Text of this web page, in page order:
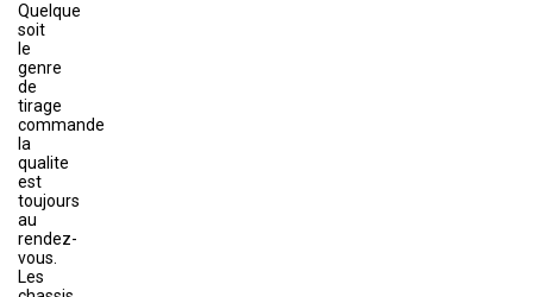
Quelque
soit
le
genre
de
tirage
commande
la
qualite
est
toujours
au
rendez-
vous.
Les